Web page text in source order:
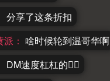
分享了这条折扣
： 啥时候轮到温哥华啊
DM速度杠杠的👍🏻